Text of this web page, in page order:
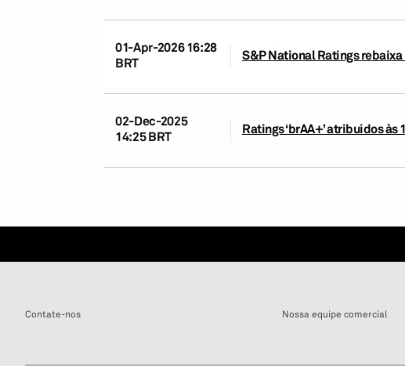
01-Apr-2026 16:28
BRT
S&P National Ratings
02-Dec-2025
14:25 BRT
Ratings ‘brAA+’ atribuídos
Contate-nos Nossa equipe comercial